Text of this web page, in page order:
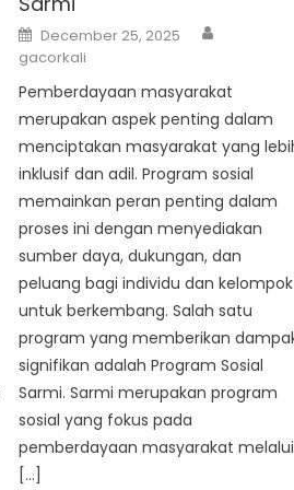
Posted
on
December 25, 2025
gacorkali
Pemberdayaan masyarakat
merupakan aspek penting dalam
menciptakan masyarakat yang
inklusif dan adil. Program sosial
memainkan peran penting dalam
proses ini dengan menyediakan
sumber daya, dukungan, dan
peluang bagi individu dan kelompok
untuk berkembang. Salah satu
program yang memberikan
signifikan adalah Program Sosial
Sarmi. Sarmi merupakan program
sosial yang fokus pada
pemberdayaan masyarakat melalui
[…]